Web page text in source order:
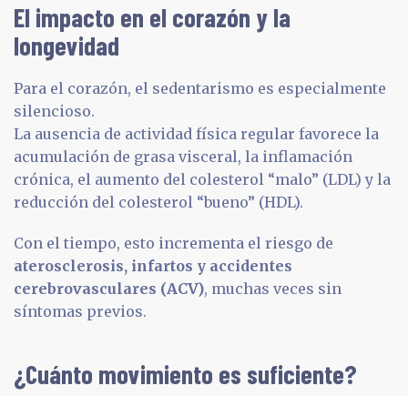
El impacto en el corazón y la
longevidad
Para el corazón, el sedentarismo es especialmente
silencioso.
La ausencia de actividad física regular favorece la
acumulación de grasa visceral, la inflamación
crónica, el aumento del colesterol “malo” (LDL) y la
reducción del colesterol “bueno” (HDL).
Con el tiempo, esto incrementa el riesgo de
aterosclerosis, infartos y accidentes
cerebrovasculares (ACV), muchas veces sin
síntomas previos.
¿Cuánto movimiento es suficiente?